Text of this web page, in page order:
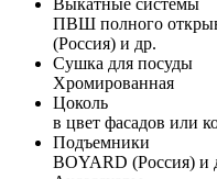
ПВШ полного
(Россия) и др.
Сушка для посуды
Хромированная
Цоколь
в цвет фасадов или
Подъемники
BOYARD (Россия) и